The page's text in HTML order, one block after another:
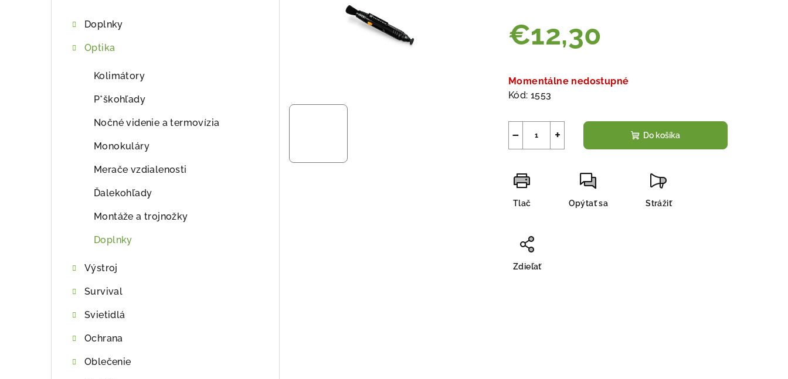
Doplnky
Optika
Kolimátory
P*škohľady
Nočné videnie a termovízia
Monokuláry
Merače vzdialenosti
Ďalekohľady
Montáže a trojnožky
Doplnky
Výstroj
Survival
Svietidlá
Ochrana
Oblečenie
€12,30
cena:
Momentálne nedostupné
Kód: 1553
+
− Do košíka
Tlač Opýtať sa Strážiť
Zdieľať